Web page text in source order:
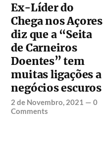
Ex-Líder do
Chega nos Açores
diz que a “Seita
de Carneiros
Doentes” tem
muitas ligações a
negócios escuros
2 de Novembro, 2021 —0
Comments